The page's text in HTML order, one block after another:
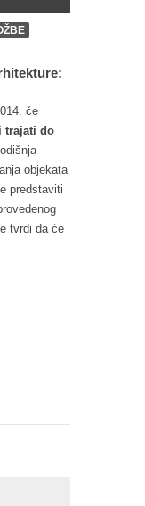
će
trajati do
objekata
predstaviti
tvrdi da će